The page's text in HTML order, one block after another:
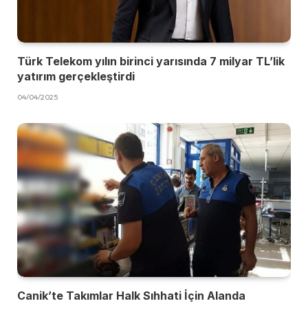
Türk Telekom yılın birinci yarısında 7 milyar TL’lik
yatırım gerçekleştirdi
04/04/2025
Canik’te Takımlar Halk Sıhhati İçin Alanda